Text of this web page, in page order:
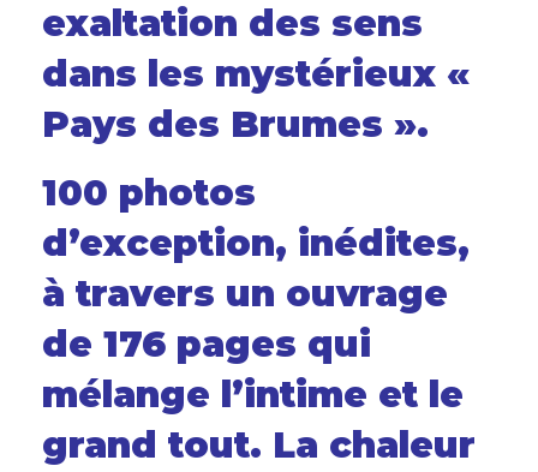
exaltation des sens
dans les mystérieux «
Pays des Brumes ».
100 photos
d’exception, inédites,
à travers un ouvrage
de 176 pages qui
mélange l’intime et le
grand tout. La chaleur